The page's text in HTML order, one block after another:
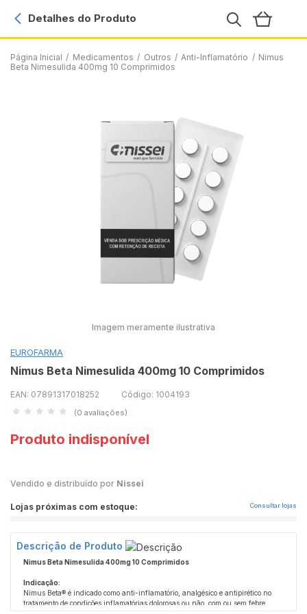
Página Inicial / Medicamentos / Outros / Anti-Inflamatório / Nimus
Beta Nimesulida 400mg 10 Comprimidos
Detalhes do Produto
Imagem meramente ilustrativa
EUROFARMA
Nimus Beta Nimesulida 400mg 10 Comprimidos
EAN: 07891317018252 Código: 1004193
(0 avaliações)
Produto indisponível
Vendido e distribuído por Nissei
Lojas próximas com estoque: Consultar lojas
Descrição de Produto
Nimus Beta Nimesulida 400mg 10 Comprimidos
Indicação:
Nimus Beta® é indicado como anti-inflamatório, analgésico e antipirético no
tratamento de condições inflamatórias dolorosas ou não, com ou sem febre,